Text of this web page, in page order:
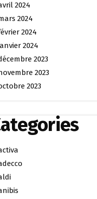
2024
2024
2024
2024
2023
2023
2023